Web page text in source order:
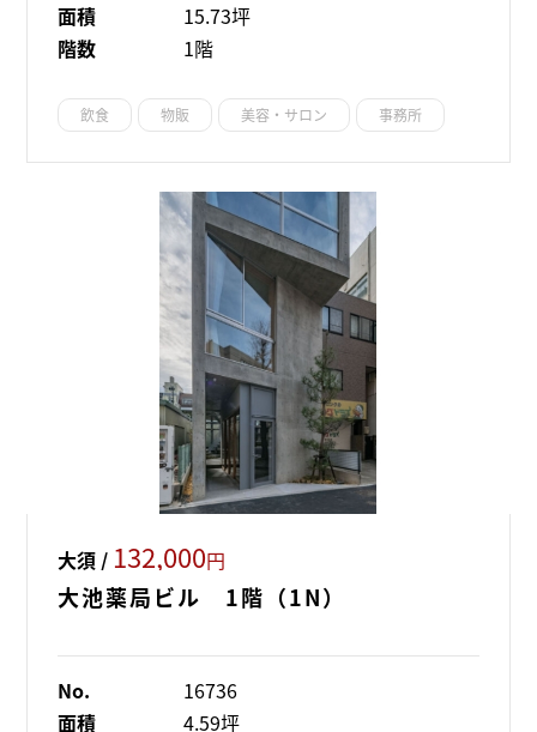
面積
15.73坪
階数
1階
飲食 物販 美容・サロン 事務所
大須 / 132,000円
大池薬局ビル 1階（1N）
No.
16736
面積
4.59坪